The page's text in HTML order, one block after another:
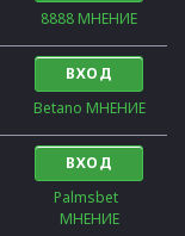
8888 МНЕНИЕ
ВХОД
Betano МНЕНИЕ
ВХОД
Palmsbet
МНЕНИЕ